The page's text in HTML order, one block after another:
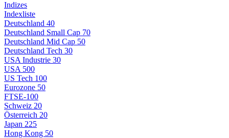
Indizes
Indexliste
Deutschland 40
Deutschland Small Cap 70
Deutschland Mid Cap 50
Deutschland Tech 30
USA Industrie 30
USA 500
US Tech 100
Eurozone 50
FTSE-100
Schweiz 20
Österreich 20
Japan 225
Hong Kong 50